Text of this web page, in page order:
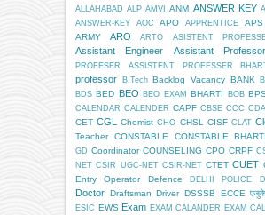
ALLAHABAD ALP AMVI ANM ANSWER KEY
ANSWER-KEY
AOC APO APPRENTICE APS
ARMY ARO ARTO ASISTENT
Assistant Engineer
Assistant Professor
PROFESER
ASSISTENT PROFESSER
professor
B.Tech Backlog Vacancy BANK
BDS BED BEO BEO EXAM BHARTI BOB
CALENDAR CALENDER CAPF CBSE CCC
CET CGL Chemist CHO CHSL CISF CLAT
Teacher
CONSTABLE CONSTABLE BHARTI
GD Coordinator COUNSELING CPO CRPF
NET CSIR UGC-NET CSIR-NET CTET CUET
Entry Operator
Defence DELHI POLICE
Doctor Draftsman Driver DSSSB ECCE
ESIC EWS Exam EXAM CALANDER EXAM